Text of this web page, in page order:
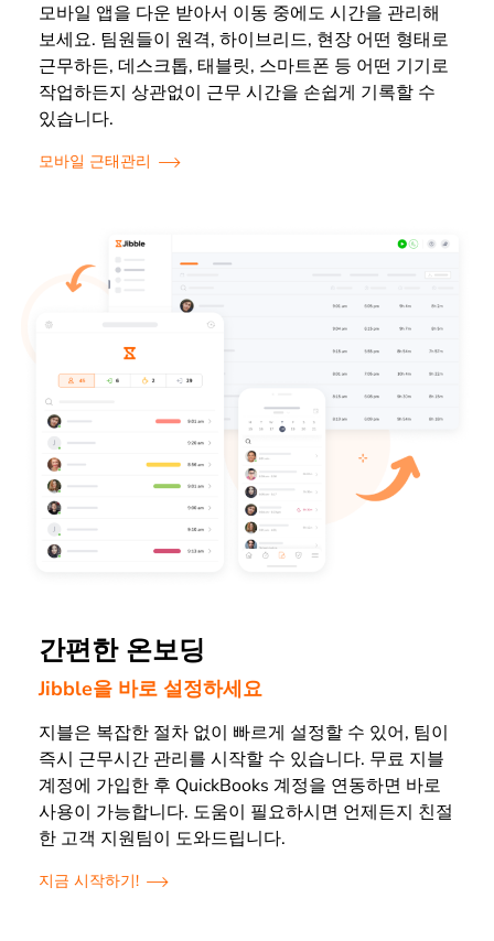
모바일 앱을 다운 받아서 이동 중에도 시간을 관리해
보세요. 팀원들이 원격, 하이브리드, 현장 어떤 형태로
근무하든, 데스크톱, 태블릿, 스마트폰 등 어떤 기기로
작업하든지 상관없이 근무 시간을 손쉽게 기록할 수
있습니다.
모바일 근태관리
간편한 온보딩
Jibble을 바로 설정하세요
지블은 복잡한 절차 없이 빠르게 설정할 수 있어, 팀이
즉시 근무시간 관리를 시작할 수 있습니다. 무료 지블
계정에 가입한 후 QuickBooks 계정을 연동하면 바로
사용이 가능합니다. 도움이 필요하시면 언제든지 친절
한 고객 지원팀이 도와드립니다.
지금 시작하기!